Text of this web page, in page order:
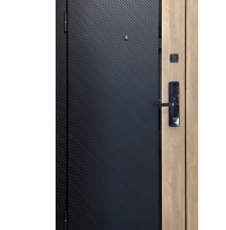
Хочу такую